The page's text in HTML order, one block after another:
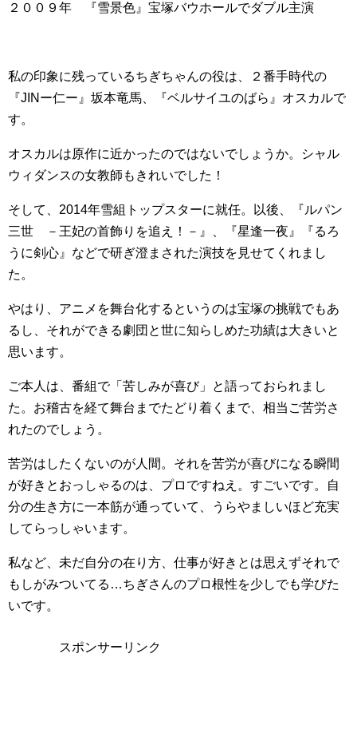
２００９年 『雪景色』宝塚バウホールでダブル主演
私の印象に残っているちぎちゃんの役は、２番手時代の
『JINー仁ー』坂本竜馬、『ベルサイユのばら』オスカルで
す。
オスカルは原作に近かったのではないでしょうか。シャル
ウィダンスの女教師もきれいでした！
そして、2014年雪組トップスターに就任。以後、『ルパン
三世 －王妃の首飾りを追え！－』、『星逢一夜』『るろ
うに剣心』などで研ぎ澄まされた演技を見せてくれまし
た。
やはり、アニメを舞台化するというのは宝塚の挑戦でもあ
るし、それができる劇団と世に知らしめた功績は大きいと
思います。
ご本人は、番組で「苦しみが喜び」と語っておられまし
た。お稽古を経て舞台までたどり着くまで、相当ご苦労さ
れたのでしょう。
苦労はしたくないのが人間。それを苦労が喜びになる瞬間
が好きとおっしゃるのは、プロですねえ。すごいです。自
分の生き方に一本筋が通っていて、うらやましいほど充実
してらっしゃいます。
私など、未だ自分の在り方、仕事が好きとは思えずそれで
もしがみついてる…ちぎさんのプロ根性を少しでも学びた
いです。
スポンサーリンク